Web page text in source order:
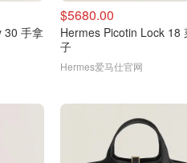
30 手拿
$5680.00
Hermes Picotin Lock 18
子
Hermes爱马仕官网